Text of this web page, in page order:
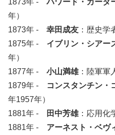
1873年 -ハワード・カータ
年）
1873年 - 幸田成友 ：歴史学
1875年 - イブリン・シアー
年）
1877年 - 小山満雄：陸軍軍
1879年 -
コンスタンチン・
年1957年）
1881年 -
田中芳雄：応用化
1881年 - アーネスト・ベヴ